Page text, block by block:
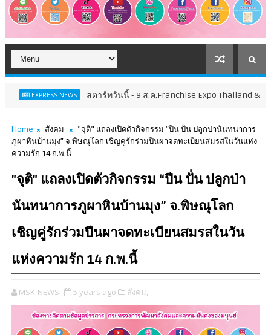
NEWS สตาร์ทวันนี้ - 9 ส.ค.Franchise Expo Thailand & TESE 2026
Home สังคม
"จุติ" แถลงเปิดตัวกิจกรรม “ปีน ปั่น ปลูกป่านันทนาการ
ภูผาหินบ้านมุง” จ.พิษณุโลก เชิญคู่รักร่วมปีนผาจดทะเบียนสมรสในวันแห่ง
ความรัก 14 ก.พ.นี้
"จุติ" แถลงเปิดตัวกิจกรรม “ปีน ปั่น ปลูกป่า
นันทนาการภูผาหินบ้านมุง” จ.พิษณุโลก
เชิญคู่รักร่วมปีนผาจดทะเบียนสมรสในวัน
แห่งความรัก 14 ก.พ.นี้
MSK-NEWS 5 years ago สังคม,